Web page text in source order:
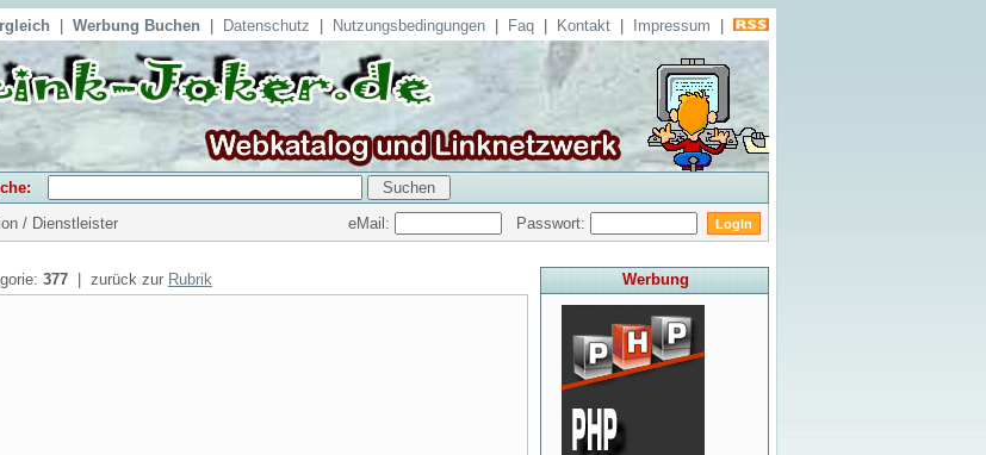
Werbung Buchen Datenschutz Nutzungsbedingungen Faq Kontakt Impressum
/ Dienstleister
eMail: Passwort:
377 | zurück zur Rubrik Werbung